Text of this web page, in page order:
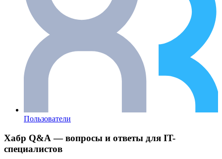
Пользователи
Хабр Q&A — вопросы и ответы для IT-
специалистов